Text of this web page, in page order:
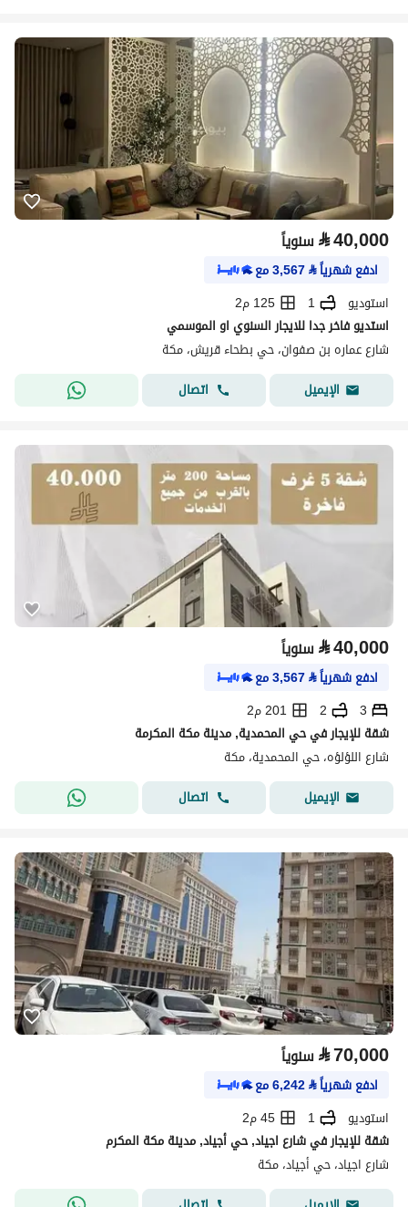
⃁40,000 سنوياً
ادفع شهرياً⃁
3,567مع
استوديو
1
125 م2
استديو فاخر جدا للايجار السنوي او الموسمي
شارع عماره بن صفوان، حي بطحاء قريش، مكة
الإيميل
اتصال
⃁40,000 سنوياً
ادفع شهرياً⃁
3,567مع
3
2
201 م2
شقة للإيجار في حي المحمدية, مدينة مكة المكرمة
شارع اللؤلؤه، حي المحمدية، مكة
الإيميل
اتصال
⃁70,000 سنوياً
ادفع شهرياً⃁
6,242مع
استوديو
1
45 م2
شقة للإيجار في شارع اجياد, حي أجياد, مدينة مكة المكرم
شارع اجياد، حي أجياد، مكة